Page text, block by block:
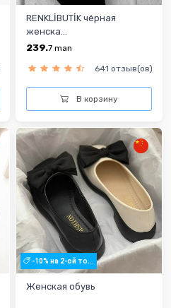
RENKLİBUTİK чёрная
женска...
239.7 man
641 отзыв(ов)
В корзину
-10% на 2-ой то...
Женская обувь